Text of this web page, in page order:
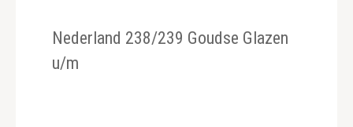
Nederland 238/239 Goudse Glazen
u/m